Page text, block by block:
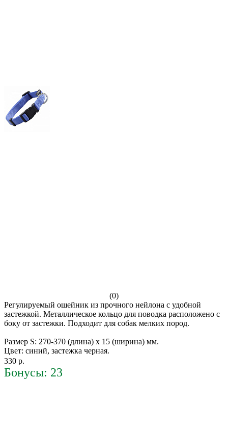
(0)
Регулируемый ошейник из прочного нейлона с удобной
застежкой. Металлическое кольцо для поводка расположено с
боку от застежки. Подходит для собак мелких пород.
Размер S: 270-370 (длина) х 15 (ширина) мм.
Цвет: синий, застежка черная.
330 р.
Бонусы: 23